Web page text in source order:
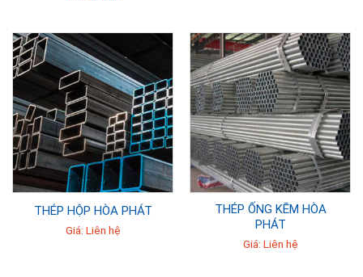
THÉP HỘP HÒA PHÁT
Giá: Liên hệ
THÉP ỐNG KẼM HÒA
PHÁT
Giá: Liên hệ